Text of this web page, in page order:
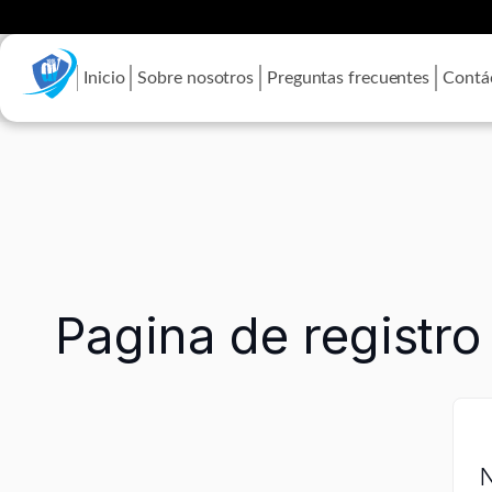
Inicio Sobre nosotros Preguntas frecuentes
Saltar
Pagina de